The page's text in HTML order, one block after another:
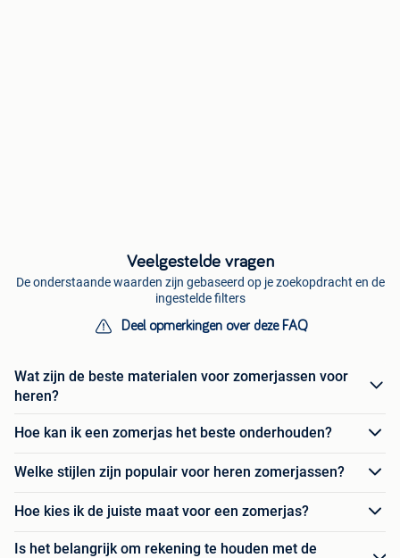
Veelgestelde vragen
De onderstaande waarden zijn gebaseerd op je zoekopdracht en de
ingestelde filters
Deel opmerkingen over deze FAQ
Wat zijn de beste materialen voor zomerjassen voor
heren?
Hoe kan ik een zomerjas het beste onderhouden?
Welke stijlen zijn populair voor heren zomerjassen?
Hoe kies ik de juiste maat voor een zomerjas?
Is het belangrijk om rekening te houden met de